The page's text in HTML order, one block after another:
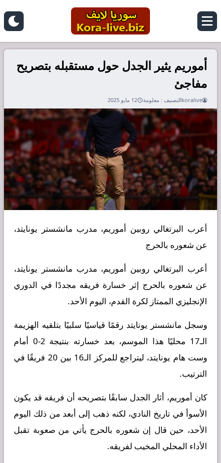
أموريم يثير الجدل حول مستقبله بتصريح
مفاجئ
koraliveالتصنيف : معلومة 12 مايو 2025
أعرب البرتغالي روبين أموريم، مدرب مانشستر يونايتد،
عن شعوره بالحرج
أعرب البرتغالي روبين أموريم، مدرب مانشستر يونايتد،
عن شعوره بالحرج إثر خسارة فريقه مجددًا في الدوري
الإنجليزي الممتاز لكرة القدم، اليوم الأحد.
وسجل مانشستر يونايتد رقمًا قياسيًا سلبيًا بتلقيه الهزيمة
الـ17 محليًا هذا الموسم، بعد خسارته بنتيجة 2-0 أمام
وست هام يونايتد، ليتراجع للمركز الـ16 بين 20 فريقًا في
الترتيب.
كان أموريم، أثار الجدل سابقًا بتصريحه أن فريقه قد يكون
الأسوأ في تاريخ النادي، لكنه ذهب إلى أبعد من ذلك اليوم
الأحد، حين قال إن شعوره بالحرج يأتي من صعوبة تقبل
الأداء المحلي المخيب لفريقه.